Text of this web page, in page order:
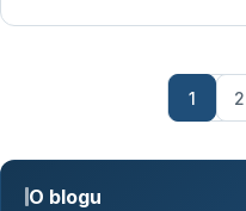
1 2
O blogu